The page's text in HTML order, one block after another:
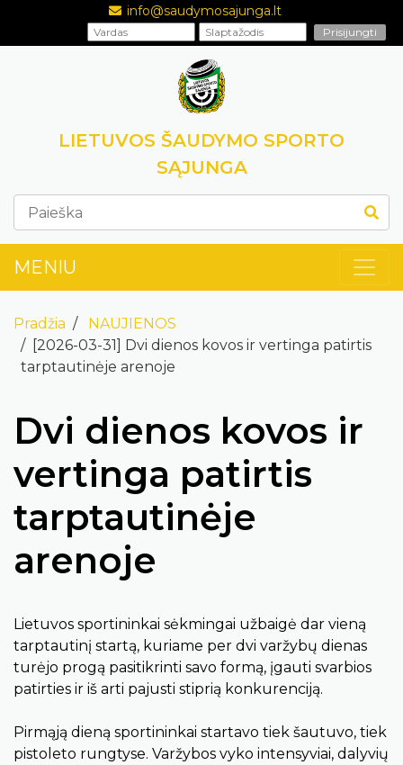
info@saudymosajunga.lt
LIETUVOS ŠAUDYMO SPORTO
SĄJUNGA
MENIU
Pradžia
NAUJIENOS
[2026-03-31] Dvi dienos kovos ir vertinga patirtis
tarptautinėje arenoje
Dvi dienos kovos ir
vertinga patirtis
tarptautinėje
arenoje
Lietuvos sportininkai sėkmingai užbaigė dar vieną
tarptautinį startą, kuriame per dvi varžybų dienas
turėjo progą pasitikrinti savo formą, įgauti svarbios
patirties ir iš arti pajusti stiprią konkurenciją.
Pirmąją dieną sportininkai startavo tiek šautuvo, tiek
pistoleto rungtyse. Varžybos vyko intensyviai, dalyvių